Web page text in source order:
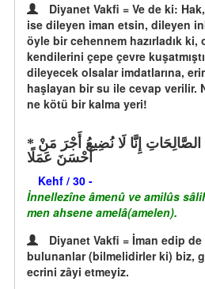
Diyanet Vakfi = Ve de ki:
ise dileyen iman etsin, dileyen
öyle bir cehennem hazırladık ki,
kendilerini çepe çevre
dileyecek olsalar imdatlarına,
haşlayan bir su ile cevap verilir.
ne kötü bir kalma yeri!
إِنَّ الَّذِينَ آمَنُوا وَعَمِلُوا الصَّالِحَاتِ إِنَّا لَا نُضِيعُ أَجْرَ مَنْ
أَحْسَنَ عَمَلًا
Kehf / 30 -
İnnellezîne âmenû ve amilûs
men ahsene amelâ(amelen).
Diyanet Vakfi = İman edip
bulunanlar (bilmelidirler ki) biz,
ecrini zâyi etmeyiz.